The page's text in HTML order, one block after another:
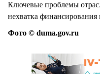
Ключевые проблемы
нехватка
Фото © duma.gov.ru